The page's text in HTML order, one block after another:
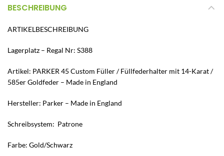
BESCHREIBUNG
ARTIKELBESCHREIBUNG
Lagerplatz – Regal Nr: S388
Artikel: PARKER 45 Custom Füller / Füllfederhalter mit 14-Karat /
585er Goldfeder – Made in England
Hersteller: Parker – Made in England
Schreibsystem: Patrone
Farbe: Gold/Schwarz